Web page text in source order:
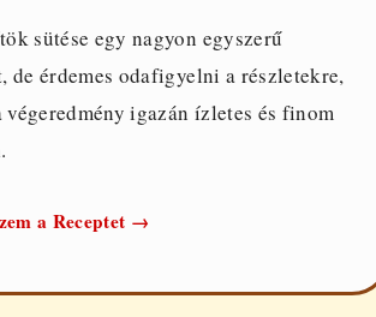
sütése egy nagyon egyszerű
de érdemes odafigyelni a részletekre,
végeredmény igazán ízletes és finom
a Receptet Sütőtök
4
→